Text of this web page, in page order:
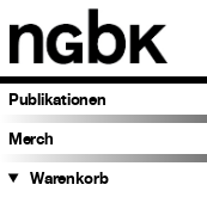
Publikationen
Merch
Warenkorb